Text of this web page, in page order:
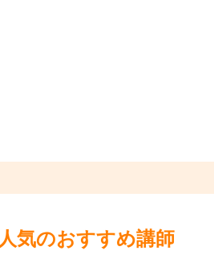
人気のおすすめ講師